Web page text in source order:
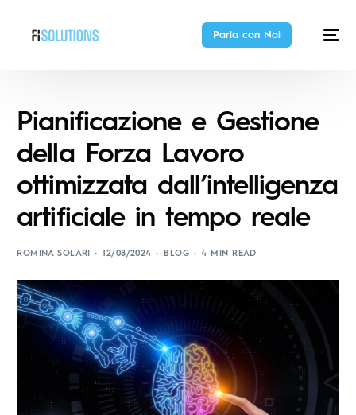
Parla con Noi
Pianificazione e Gestione
della Forza Lavoro
ottimizzata dall’intelligenza
artificiale in tempo reale
ROMINA SOLARI 12/08/2024 BLOG 4 MIN READ